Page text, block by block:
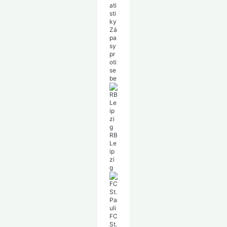
ati
sti
ky
Zá
pa
sy
pr
oti
se
be
RB
Le
ip
zi
g
FC
St.